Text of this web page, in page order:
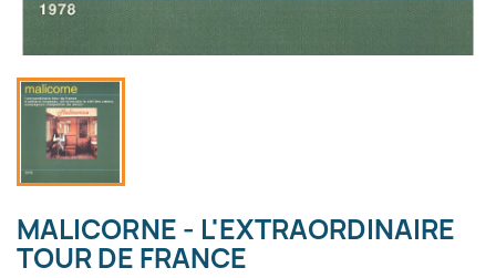
MALICORNE - L'EXTRAORDINAIRE
TOUR DE FRANCE